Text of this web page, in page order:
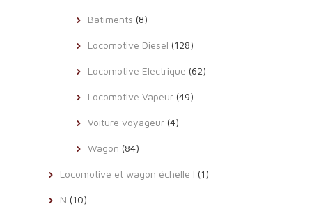
Batiments (8)
Locomotive Diesel (128)
Locomotive Electrique (62)
Locomotive Vapeur (49)
Voiture voyageur (4)
Wagon (84)
Locomotive et wagon échelle I (1)
N (10)